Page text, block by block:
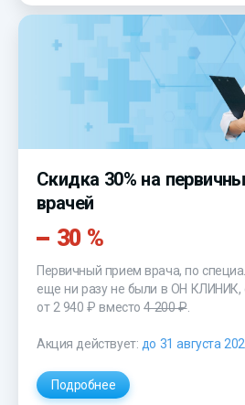
Скидка 30% на
врачей
30 %
Первичный прием врача, по
еще ни разу не были в ОН КЛИНИК,
от 2 940 ₽ вместо4 200 ₽.
Акция действует: до 31 августа
Подробнее